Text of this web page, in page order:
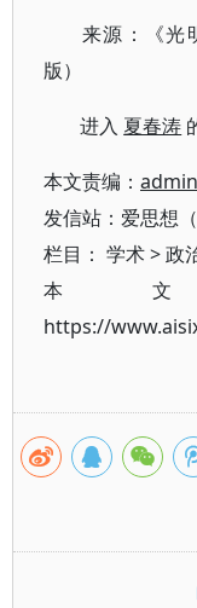
来源：《光
版）
进入 夏春涛
本文责编： admin
发信站：爱思想
栏目： 学术>政
本
https://